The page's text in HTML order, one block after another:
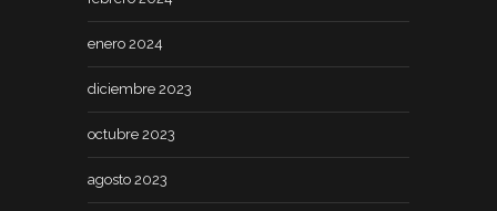
enero 2024
diciembre 2023
octubre 2023
agosto 2023